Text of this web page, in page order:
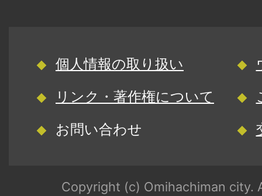
個人情報の取り扱い
リンク・著作権について
お問い合わせ
Copyright (c) Omihachiman city.